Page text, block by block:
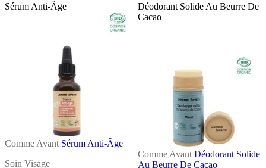
Sérum Anti-Âge
Comme Avant Sérum Anti-Âge
Soin Visage
Déodorant Solide Au Beurre De
Cacao
Comme Avant Déodorant Solide
Au Beurre De Cacao